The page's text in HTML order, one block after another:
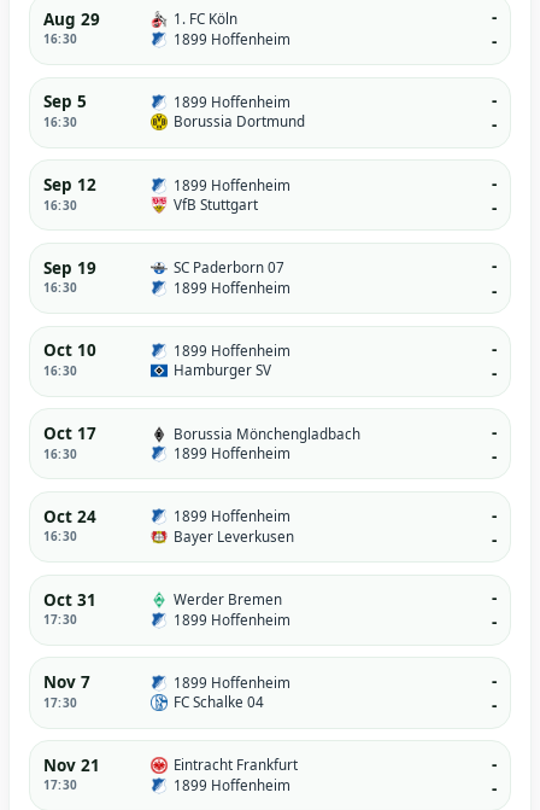
Aug 29
16:30
1. FC Köln
1899 Hoffenheim
-
-
Sep 5
16:30
1899 Hoffenheim
Borussia Dortmund
-
-
Sep 12
16:30
1899 Hoffenheim
VfB Stuttgart
-
-
Sep 19
16:30
SC Paderborn 07
1899 Hoffenheim
-
-
Oct 10
16:30
1899 Hoffenheim
Hamburger SV
-
-
Oct 17
16:30
Borussia Mönchengladbach
1899 Hoffenheim
-
-
Oct 24
16:30
1899 Hoffenheim
Bayer Leverkusen
-
-
Oct 31
17:30
Werder Bremen
1899 Hoffenheim
-
-
Nov 7
17:30
1899 Hoffenheim
FC Schalke 04
-
-
Nov 21
17:30
Eintracht Frankfurt
1899 Hoffenheim
-
-